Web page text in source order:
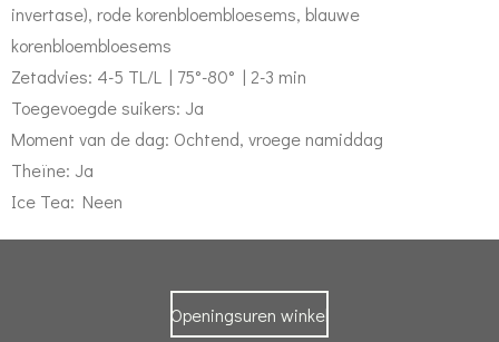
invertase), rode korenbloembloesems, blauwe
korenbloembloesems
Zetadvies: 4-5 TL/L | 75°-80° | 2-3 min
Toegevoegde suikers: Ja
Moment van de dag: Ochtend, vroege namiddag
Theïne: Ja
Ice Tea: Neen
Openingsuren winkel